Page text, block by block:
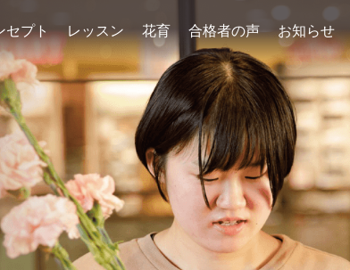
セプト レッスン 花育 合格者の声 お知らせ